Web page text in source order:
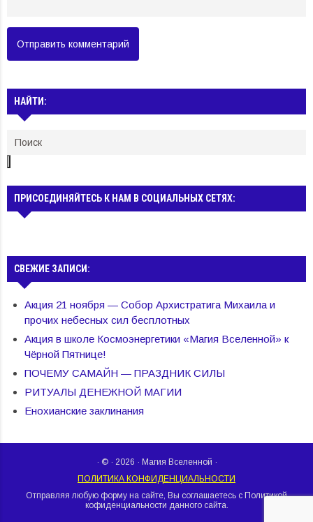
НАЙТИ:
ПРИСОЕДИНЯЙТЕСЬ К НАМ В СОЦИАЛЬНЫХ СЕТЯХ:
СВЕЖИЕ ЗАПИСИ:
Акция 21 ноября — Собор Архистратига Михаила и
прочих небесных сил бесплотных
Акция в школе Космоэнергетики «Магия Вселенной» к
Чёрной Пятнице!
ПОЧЕМУ САМАЙН — ПРАЗДНИК СИЛЫ
РИТУАЛЫ ДЕНЕЖНОЙ МАГИИ
Енохианские заклинания
· © · 2026 · Магия Вселенной ·
ПОЛИТИКА КОНФИДЕНЦИАЛЬНОСТИ
Отправляя любую форму на сайте, Вы соглашаетесь с Политикой
кофиденциальности данного сайта.